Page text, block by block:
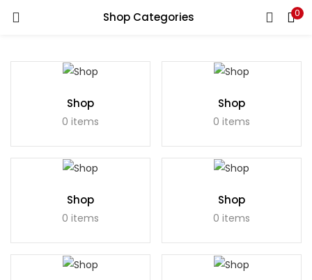
Shop Categories 0
GIRIŞ YAP
Kullanıcı Adınızı ve Şifrenizi Giriniz
Beni Hatırla
Shop
0 items
Shop
0 items
Shop
0 items
Shop
0 items